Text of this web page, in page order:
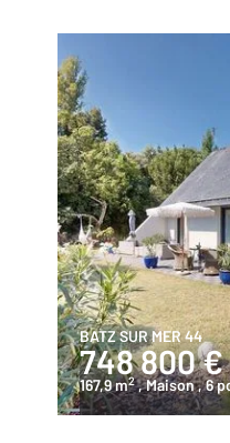
BATZ SUR MER 44
748 800 €
167,9 m2 , Maison, 6